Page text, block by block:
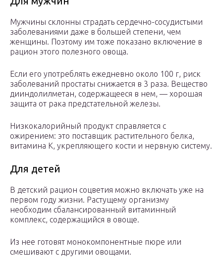
Мужчины склонны страдать сердечно-сосудистыми
заболеваниями даже в большей степени, чем
женщины. Поэтому им тоже показано включение в
рацион этого полезного овоща.
Если его употреблять ежедневно около 100 г, риск
заболеваний простаты снижается в 3 раза. Вещество
дииндолилметан, содержащееся в нем, — хорошая
защита от рака предстательной железы.
Низкокалорийный продукт справляется с
ожирением: это поставщик растительного белка,
витамина К, укрепляющего кости и нервную систему.
Для детей
В детский рацион соцветия можно включать уже на
первом году жизни. Растущему организму
необходим сбалансированный витаминный
комплекс, содержащийся в овоще.
Из нее готовят монокомпонентные пюре или
смешивают с другими овощами.